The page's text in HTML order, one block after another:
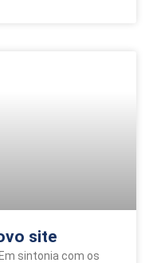
site
sintonia com os